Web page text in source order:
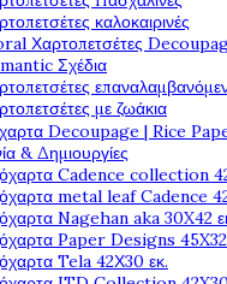
καλοκαιρινές
Χαρτοπετσέτες
Σχέδια
με ζωάκια
Decoupage | Rice
& Δημιουργίες
Cadence collection
metal leaf Cadence
Nagehan aka 30X42
Paper Designs 45X32
Tela 42Χ30 εκ.